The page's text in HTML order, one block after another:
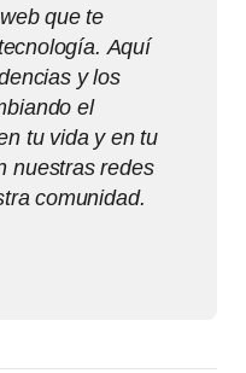
que te
Aquí
y los
el
tu vida y en tu
nuestras redes
comunidad.